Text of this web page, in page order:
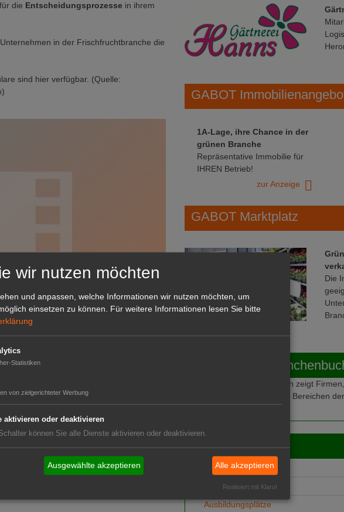
die Entscheidungsprozesse in ihrem
in der Frischfruchtbranche die
sind hier verfügbar. (Quelle:
Sie hier klicken,
zu laden.
Route
GABOT
1A-Lage, ihre Chance in der
grünen Branche
Repräsentative Immobilie für
IHREN Betrieb!
zur Anzeige
GABOT Marktplatz
Die
Das GABOT-
Das GABOT-Branchenbuch zeigt
Telefonnummern aus allen Bereichen
GABOT jobs
Job-Angebote
Job-Gesuche
Ausbildungsplätze
wir nutzen möchten
und anpassen, welche Informationen wir nutzen möchten, um
einsetzen zu können.
Für weitere Informationen lesen Sie bitte
Statistiken
von zielgerichteter Werbung
aktivieren oder deaktivieren
können Sie alle Dienste aktivieren oder deaktivieren.
Ausgewählte akzeptieren Alle akzeptieren
Realisiert mit Klaro!